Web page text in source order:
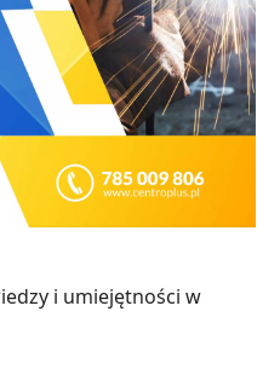
i umiejętności w